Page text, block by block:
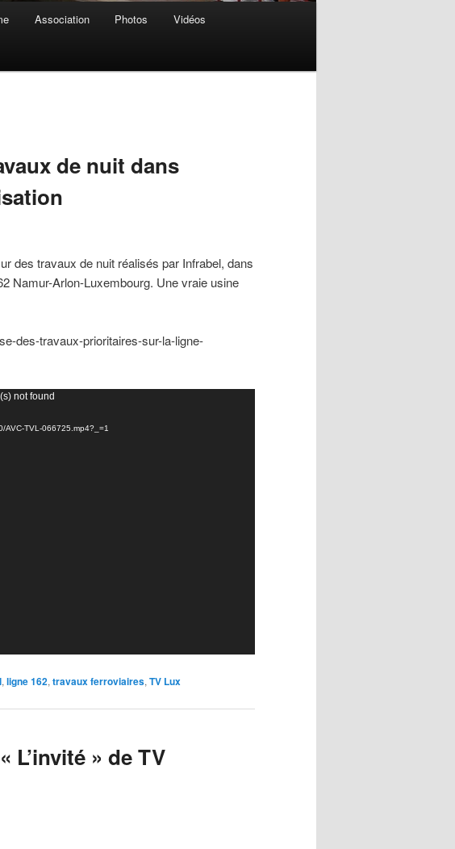
Association Photos Vidéos
de nuit dans
des travaux de nuit réalisés par Infrabel, dans
Namur-Arlon-Luxembourg. Une vraie usine
des-travaux-prioritaires-sur-la-ligne-
not found
AVC-TVL-066725.mp4?_=1
, ligne 162, travaux ferroviaires, TV Lux
L’invité » de TV